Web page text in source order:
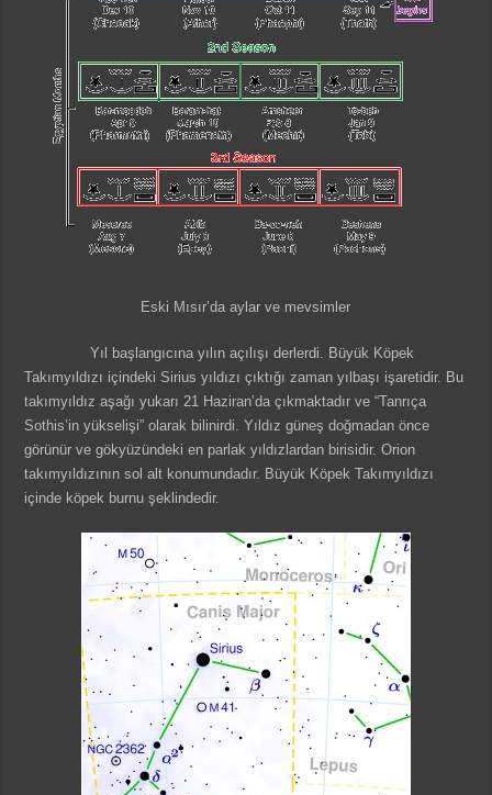
Eski Mısır’da aylar ve mevsimler
Yıl başlangıcına yılın açılışı derlerdi. Büyük Köpek
Takımyıldızı içindeki Sirius yıldızı çıktığı zaman yılbaşı işaretidir. Bu
takımyıldız aşağı yukarı 21 Haziran’da çıkmaktadır ve “Tanrıça
Sothis’in yükselişi” olarak bilinirdi. Yıldız güneş doğmadan önce
görünür ve gökyüzündeki en parlak yıldızlardan birisidir. Orion
takımyıldızının sol alt konumundadır. Büyük Köpek Takımyıldızı
içinde köpek burnu şeklindedir.